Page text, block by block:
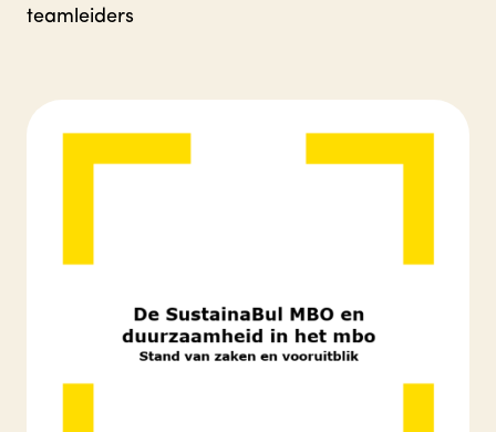
teamleiders